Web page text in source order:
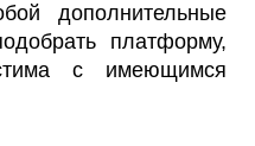
дополнительные
платформу,
с имеющимся